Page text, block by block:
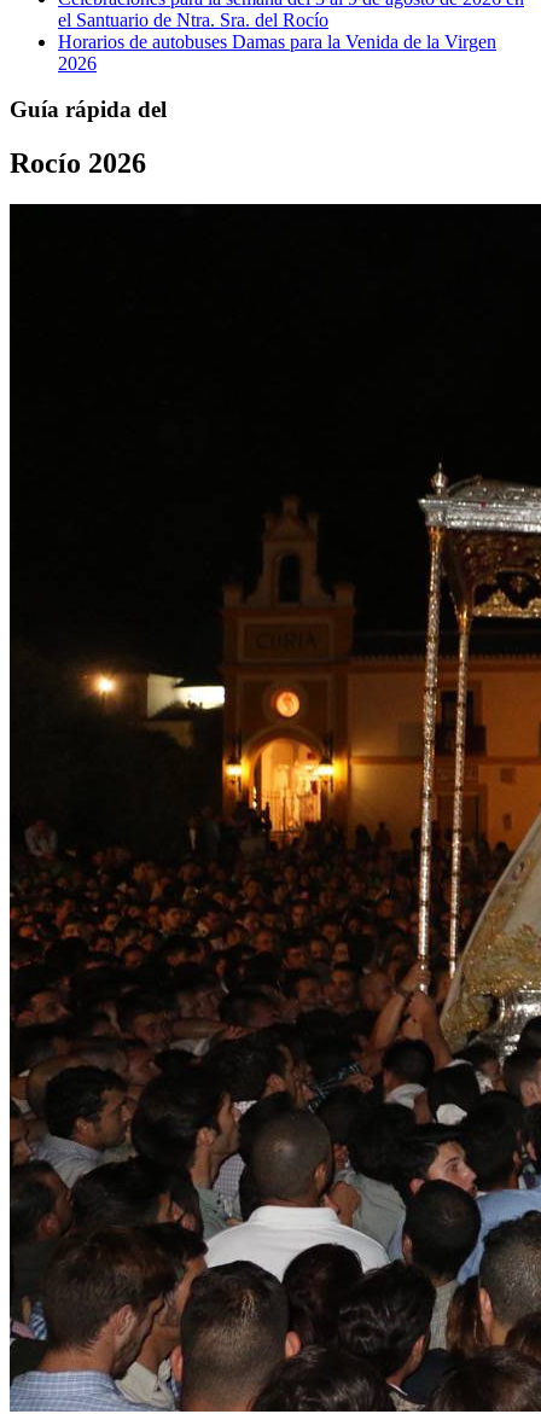
el Santuario de Ntra. Sra. del Rocío
Horarios de autobuses Damas para la Venida de la Virgen
2026
Guía rápida del
Rocío 2026